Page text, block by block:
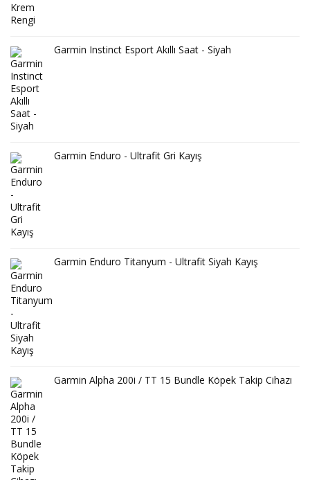
Garmin Instinct Esport Akıllı Saat - Siyah
Garmin Enduro - Ultrafit Gri Kayış
Garmin Enduro Titanyum - Ultrafit Siyah Kayış
Garmin Alpha 200i / TT 15 Bundle Köpek Takip Cihazı